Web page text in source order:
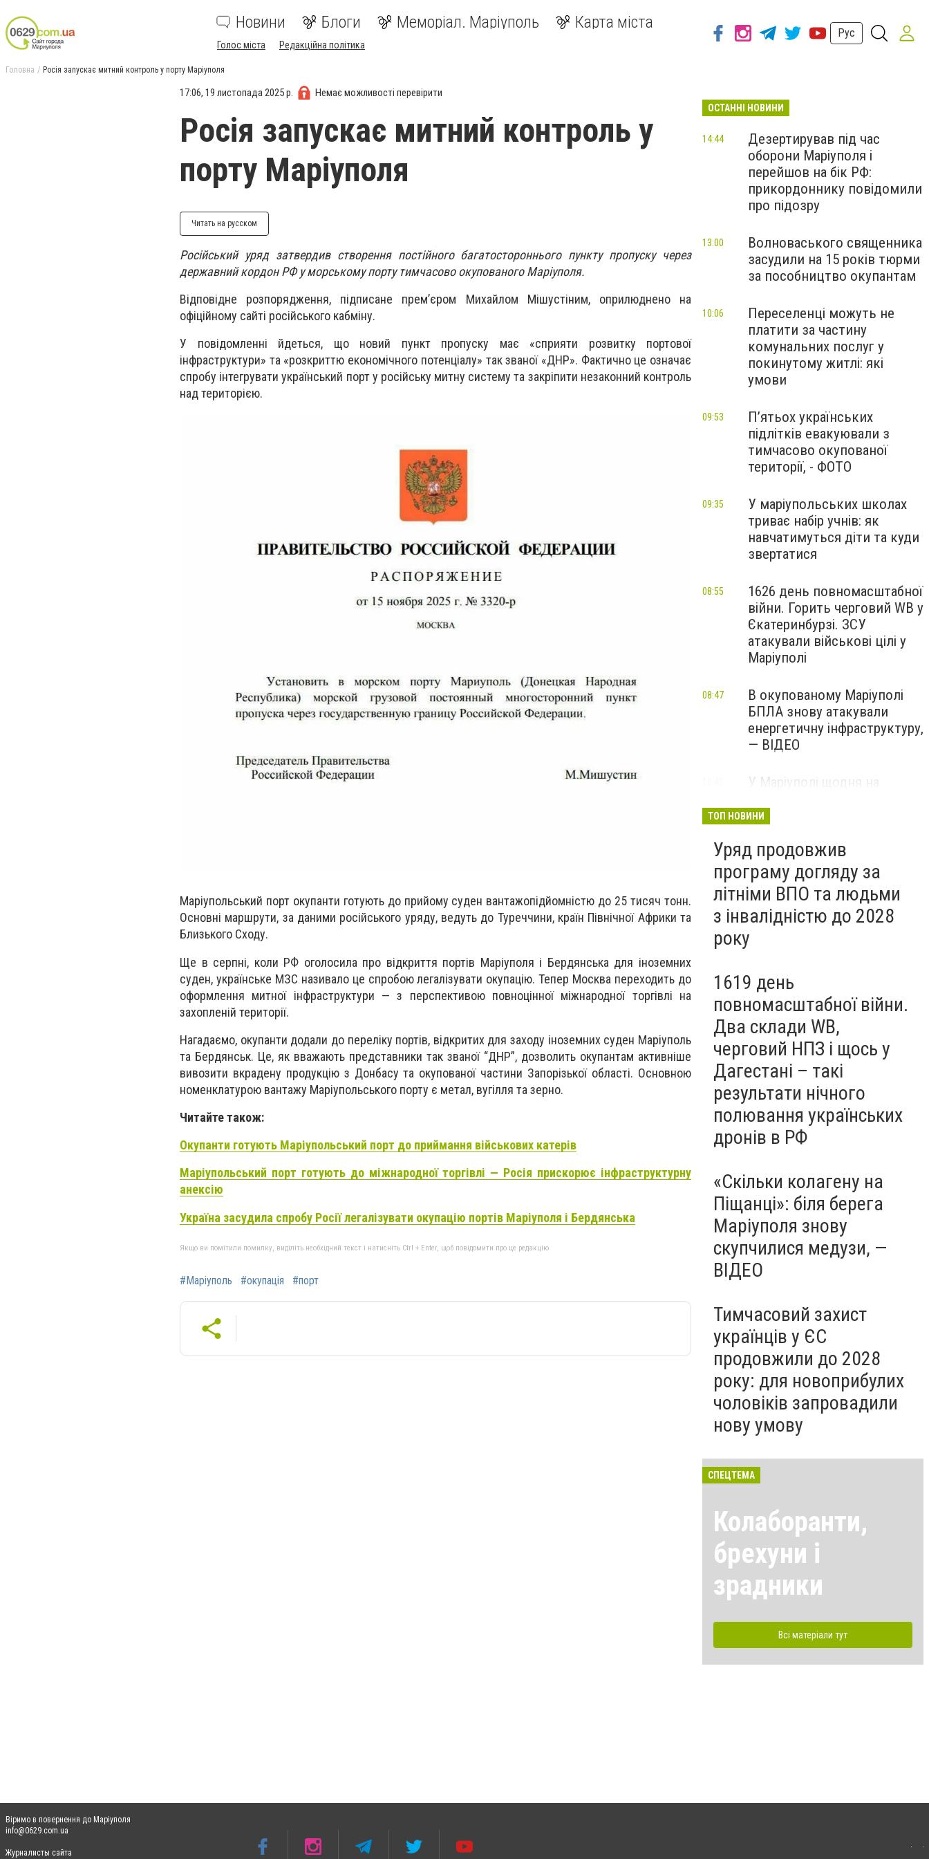
Новини Блоги Меморіал. Маріуполь Карта міста
Голос міста Редакційна політика
Рус
Головна Росія запускає митний контроль у порту Маріуполя
17:06, 19 листопада 2025 р. Немає можливості перевірити
Росія запускає митний контроль у
порту Маріуполя
Читать на русском
Російський уряд затвердив створення постійного багатостороннього пункту пропуску через
державний кордон РФ у морському порту тимчасово окупованого Маріуполя.
Відповідне розпорядження, підписане прем’єром Михайлом Мішустіним, оприлюднено на
офіційному сайті російського кабміну.
У повідомленні йдеться, що новий пункт пропуску має «сприяти розвитку портової
інфраструктури» та «розкриттю економічного потенціалу» так званої «ДНР». Фактично це означає
спробу інтегрувати український порт у російську митну систему та закріпити незаконний контроль
над територією.
Маріупольський порт окупанти готують до прийому суден вантажопідйомністю до 25 тисяч тонн.
Основні маршрути, за даними російського уряду, ведуть до Туреччини, країн Північної Африки та
Близького Сходу.
Ще в серпні, коли РФ оголосила про відкриття портів Маріуполя і Бердянська для іноземних
суден, українське МЗС називало це спробою легалізувати окупацію. Тепер Москва переходить до
оформлення митної інфраструктури — з перспективою повноцінної міжнародної торгівлі на
захопленій території.
Нагадаємо, окупанти додали до переліку портів, відкритих для заходу іноземних суден Маріуполь
та Бердянськ. Це, як вважають представники так званої “ДНР”, дозволить окупантам активніше
вивозити вкрадену продукцію з Донбасу та окупованої частини Запорізької області. Основною
номенклатурою вантажу Маріупольського порту є метал, вугілля та зерно.
Читайте також:
Окупанти готують Маріупольський порт до приймання військових катерів
Маріупольський порт готують до міжнародної торгівлі — Росія прискорює інфраструктурну
анексію
Україна засудила спробу Росії легалізувати окупацію портів Маріуполя і Бердянська
Якщо ви помітили помилку, виділіть необхідний текст і натисніть Ctrl + Enter, щоб повідомити про це редакцію
#Маріуполь #окупація #порт
ОСТАННІ НОВИНИ
Дезертирував під час
оборони Маріуполя і
перейшов на бік РФ:
прикордоннику повідомили
про підозру
14:44
Волноваського священника
засудили на 15 років тюрми
за пособництво окупантам
13:00
Переселенці можуть не
платити за частину
комунальних послуг у
покинутому житлі: які
умови
10:06
П’ятьох українських
підлітків евакуювали з
тимчасово окупованої
території, - ФОТО
09:53
У маріупольських школах
триває набір учнів: як
навчатимуться діти та куди
звертатися
09:35
1626 день повномасштабної
війни. Горить черговий WB у
Єкатеринбурзі. ЗСУ
атакували військові цілі у
Маріуполі
08:55
В окупованому Маріуполі
БПЛА знову атакували
енергетичну інфраструктуру,
— ВІДЕО
08:47
У Маріуполі щодня на
відключатимуть світло: це
ТОП НОВИНИ
Уряд продовжив
програму догляду за
літніми ВПО та людьми
з інвалідністю до 2028
року
1619 день
повномасштабної війни.
Два склади WB,
черговий НПЗ і щось у
Дагестані – такі
результати нічного
полювання українських
дронів в РФ
«Скільки колагену на
Піщанці»: біля берега
Маріуполя знову
скупчилися медузи, —
ВІДЕО
Тимчасовий захист
українців у ЄС
продовжили до 2028
року: для новоприбулих
чоловіків запровадили
нову умову
СПЕЦТЕМА
Колаборанти,
брехуни і
зрадники
Всі матеріали тут
Віримо в повернення до Маріуполя
info@0629.com.ua
Журналисты сайта